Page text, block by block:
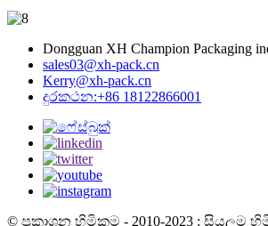
Dongguan XH Champion Packaging
sales03@xh-pack.cn
Kerry@xh-pack.cn
දුරකථන:+86 18122866001
© ප්‍රකාශන හිමිකම - 2010-2023 : සියලුම